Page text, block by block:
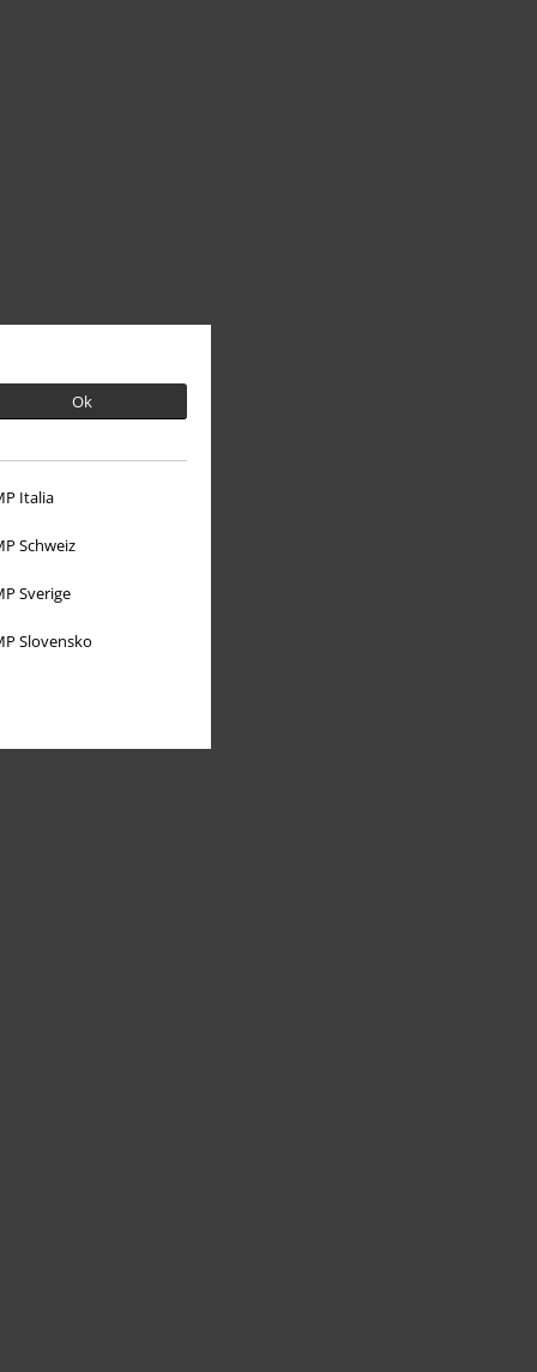
Ok
Italia
Schweiz
Sverige
Slovensko